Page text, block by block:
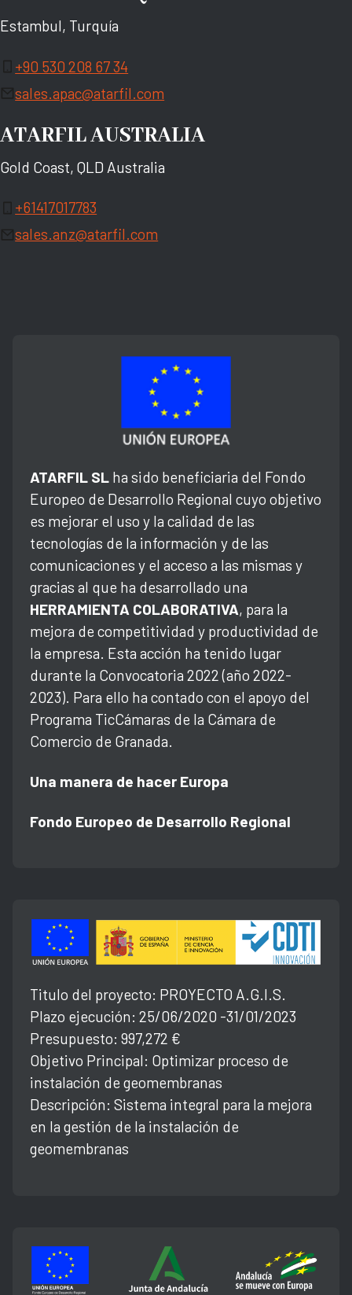
Estambul, Turquía
+90 530 208 67 34
sales.apac@atarfil.com
ATARFIL AUSTRALIA
Gold Coast, QLD Australia
+61417017783
sales.anz@atarfil.com
ATARFIL SL ha sido beneficiaria del Fondo
Europeo de Desarrollo Regional cuyo objetivo
es mejorar el uso y la calidad de las
tecnologías de la información y de las
comunicaciones y el acceso a las mismas y
gracias al que ha desarrollado una
HERRAMIENTA COLABORATIVA, para la
mejora de competitividad y productividad de
la empresa. Esta acción ha tenido lugar
durante la Convocatoria 2022 (año 2022-
2023). Para ello ha contado con el apoyo del
Programa TicCámaras de la Cámara de
Comercio de Granada.
Una manera de hacer Europa
Fondo Europeo de Desarrollo Regional
Titulo del proyecto: PROYECTO A.G.l.S.
Plazo ejecución: 25/06/2020 -31/01/2023
Presupuesto: 997,272 €
Objetivo Principal: Optimizar proceso de
instalación de geomembranas
Descripción: Sistema integral para la mejora
en la gestión de la instalación de
geomembranas